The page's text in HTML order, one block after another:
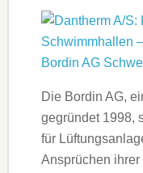
Die Bordin AG,
gegründet 1998,
für
Ansprüchen